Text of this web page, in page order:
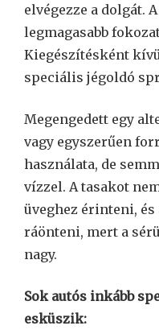
elvégezze a dolgát.
legmagasabb
Kiegészítésként
speciális jégoldó
Megengedett egy
vagy egyszerűen
használata, de
vízzel. A tasakot
üveghez érinteni, és
ráönteni, mert a
nagy.
Sok autós inkább
esküszik: